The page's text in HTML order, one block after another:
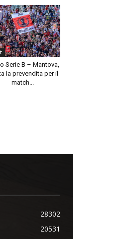
Serie B – Mantova,
la prevendita per il
match...
28302
20531